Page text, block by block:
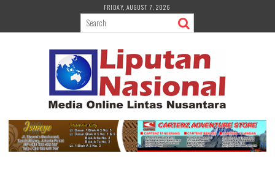
i
FRIDAY, AUGUST 7, 2026